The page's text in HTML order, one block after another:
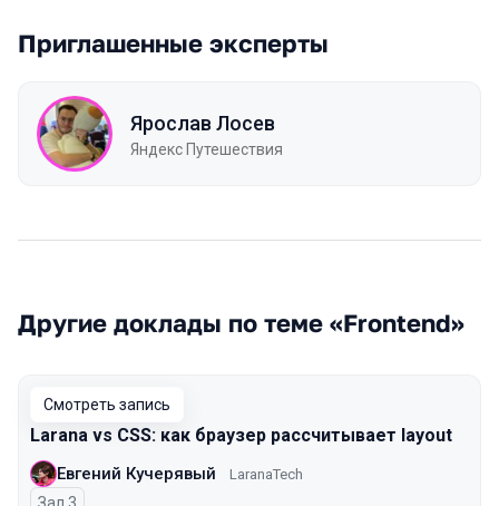
Приглашенные эксперты
Ярослав Лосев
Яндекс Путешествия
Другие доклады по теме «Frontend»
Смотреть запись
Larana vs CSS: как браузер рассчитывает layout
Евгений Кучерявый LaranaTech